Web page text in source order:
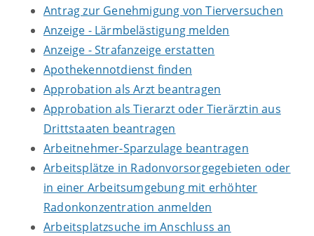
Antrag zur Genehmigung von Tierversuchen
Anzeige - Lärmbelästigung melden
Anzeige - Strafanzeige erstatten
Apothekennotdienst finden
Approbation als Arzt beantragen
Approbation als Tierarzt oder Tierärztin aus
Drittstaaten beantragen
Arbeitnehmer-Sparzulage beantragen
Arbeitsplätze in Radonvorsorgegebieten oder
in einer Arbeitsumgebung mit erhöhter
Radonkonzentration anmelden
Arbeitsplatzsuche im Anschluss an